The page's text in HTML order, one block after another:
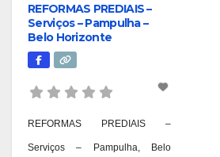
REFORMAS PREDIAIS –
Serviços – Pampulha –
Belo Horizonte
REFORMAS PREDIAIS –
Serviços – Pampulha, Belo